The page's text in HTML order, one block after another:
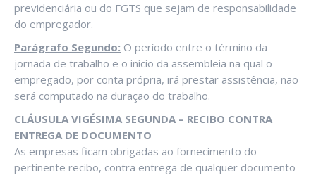
previdenciária ou do FGTS que sejam de responsabilidade
do empregador.
Parágrafo Segundo: O período entre o término da
jornada de trabalho e o início da assembleia na qual o
empregado, por conta própria, irá prestar assistência, não
será computado na duração do trabalho.
CLÁUSULA VIGÉSIMA SEGUNDA – RECIBO CONTRA
ENTREGA DE DOCUMENTO
As empresas ficam obrigadas ao fornecimento do
pertinente recibo, contra entrega de qualquer documento